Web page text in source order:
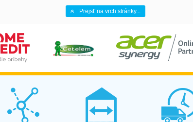
Prejsť na vrch stránky...